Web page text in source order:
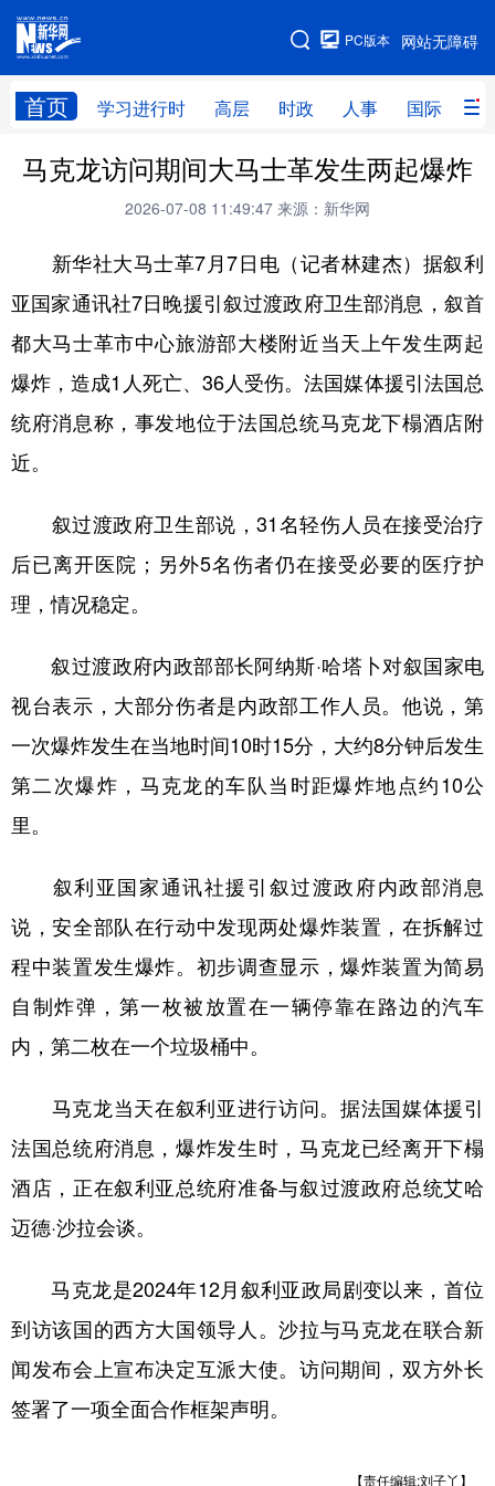
网站无障碍
PC版本
首页 学习进行时 高层 时政 人事 国际 财
网站地图
学习进行时 高层 时政 人事
财经 网评
台湾 思客智库 全球连线 教育
科技 科创 量子 体育
文化 书画 健康 军事
访谈 视频 图片 政务
学术中国 乡村振兴 银龄 溯源中国
公益 一带一路 亚太网 上市公司
文化产业
辽宁 吉林 上海 江苏
山东 河南 湖北 湖南
广东 广西
陕西 甘肃 青海 宁夏
新疆 内蒙古 黑龙江
English Español Français عربى
Русский язык 日本語 한국어
Deutsch Português
马克龙访问期间大马士革发生两起爆炸
2026-07-08 11:49:47 来源：新华网
新华社大马士革7月7日电（记者林建杰）据叙利
亚国家通讯社7日晚援引叙过渡政府卫生部消息，叙首
都大马士革市中心旅游部大楼附近当天上午发生两起
爆炸，造成1人死亡、36人受伤。法国媒体援引法国总
统府消息称，事发地位于法国总统马克龙下榻酒店附
近。
叙过渡政府卫生部说，31名轻伤人员在接受治疗
后已离开医院；另外5名伤者仍在接受必要的医疗护
理，情况稳定。
叙过渡政府内政部部长阿纳斯·哈塔卜对叙国家电
视台表示，大部分伤者是内政部工作人员。他说，第
一次爆炸发生在当地时间10时15分，大约8分钟后发生
第二次爆炸，马克龙的车队当时距爆炸地点约10公
里。
叙利亚国家通讯社援引叙过渡政府内政部消息
说，安全部队在行动中发现两处爆炸装置，在拆解过
程中装置发生爆炸。初步调查显示，爆炸装置为简易
自制炸弹，第一枚被放置在一辆停靠在路边的汽车
内，第二枚在一个垃圾桶中。
马克龙当天在叙利亚进行访问。据法国媒体援引
法国总统府消息，爆炸发生时，马克龙已经离开下榻
酒店，正在叙利亚总统府准备与叙过渡政府总统艾哈
迈德·沙拉会谈。
马克龙是2024年12月叙利亚政局剧变以来，首位
到访该国的西方大国领导人。沙拉与马克龙在联合新
闻发布会上宣布决定互派大使。访问期间，双方外长
签署了一项全面合作框架声明。
【责任编辑:刘子丫】